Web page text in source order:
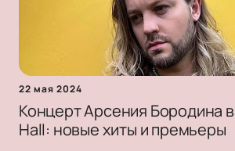
22 мая 2024
Концерт Арсения Бородина
Hall: новые хиты и премьеры